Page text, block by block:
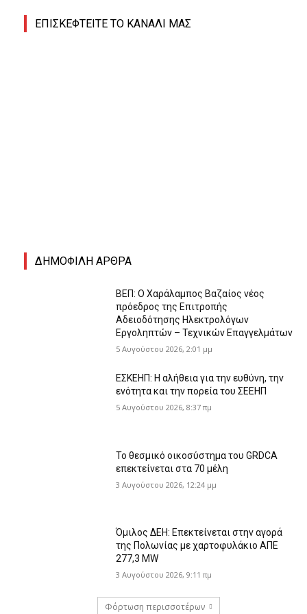
ΕΠΙΣΚΕΦΤΕΙΤΕ ΤΟ ΚΑΝΑΛΙ ΜΑΣ
ΔΗΜΟΦΙΛΗ ΑΡΘΡΑ
ΒΕΠ: Ο Χαράλαμπος Βαζαίος νέος
πρόεδρος της Επιτροπής
Αδειοδότησης Ηλεκτρολόγων
Εργοληπτών – Τεχνικών Επαγγελμάτων
5 Αυγούστου 2026, 2:01 μμ
ΕΣΚΕΗΠ: Η αλήθεια για την ευθύνη, την
ενότητα και την πορεία του ΣΕΕΗΠ
5 Αυγούστου 2026, 8:37 πμ
Το θεσμικό οικοσύστημα του GRDCA
επεκτείνεται στα 70 μέλη
3 Αυγούστου 2026, 12:24 μμ
Όμιλος ΔΕΗ: Επεκτείνεται στην αγορά
της Πολωνίας με χαρτοφυλάκιο ΑΠΕ
277,3 MW
3 Αυγούστου 2026, 9:11 πμ
Φόρτωση περισσοτέρων